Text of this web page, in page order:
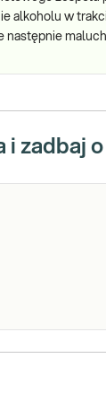
alkoholu w
następnie
i zadbaj